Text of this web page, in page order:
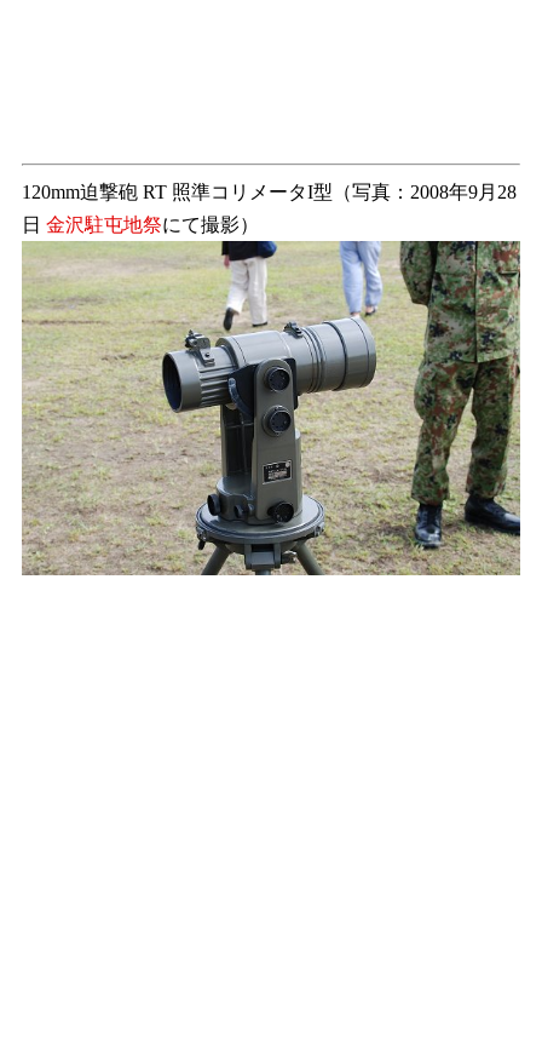
120mm迫撃砲 RT 照準コリメータI型（写真：2008年9月28
日 金沢駐屯地祭にて撮影）